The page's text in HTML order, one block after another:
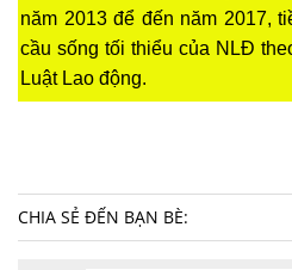
năm 2013 để đến năm 2017,
cầu sống tối thiểu của NLĐ
Luật Lao động.
CHIA SẺ ĐẾN BẠN BÈ: